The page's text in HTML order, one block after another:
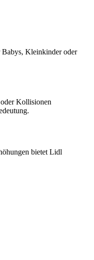
Babys, Kleinkinder oder
Kollisionen
bietet Lidl